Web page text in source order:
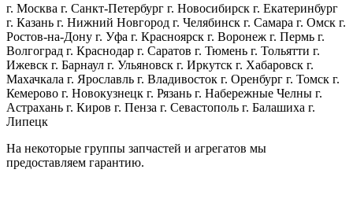
г. Москва г. Санкт-Петербург г. Новосибирск г. Екатеринбург
г. Казань г. Нижний Новгород г. Челябинск г. Самара г. Омск г.
Ростов-на-Дону г. Уфа г. Красноярск г. Воронеж г. Пермь г.
Волгоград г. Краснодар г. Саратов г. Тюмень г. Тольятти г.
Ижевск г. Барнаул г. Ульяновск г. Иркутск г. Хабаровск г.
Махачкала г. Ярославль г. Владивосток г. Оренбург г. Томск г.
Кемерово г. Новокузнецк г. Рязань г. Набережные Челны г.
Астрахань г. Киров г. Пенза г. Севастополь г. Балашиха г.
Липецк
На некоторые группы запчастей и агрегатов мы
предоставляем гарантию.